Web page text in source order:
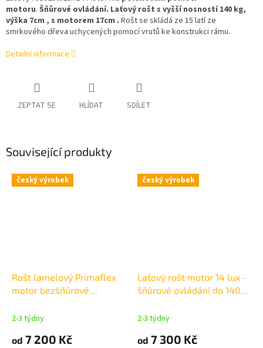
motoru. Šňůrové ovládání. Laťový rošt s vyšší nosností 140 kg,
výška 7cm , s motorem 17cm . Rošt se skládá ze 15 latí ze
smrkového dřeva uchycených pomocí vrutů ke konstrukci rámu.
Detailní informace
ZEPTAT SE HLÍDAT SDÍLET
Související produkty
český výrobek
Rošt lamelový Primaflex
motor bezšňůrové
2-3 týdny
od 7 200 Kč
český výrobek
Laťový rošt motor 14 lux -
šňůrové ovládání do 140
2-3 týdny
od 7 300 Kč